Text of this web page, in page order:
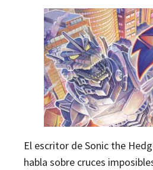
El escritor de Sonic the
habla sobre cruces